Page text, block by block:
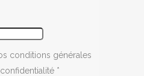
conditions générales
*